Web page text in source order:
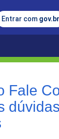
Entrar com gov.br
Fale